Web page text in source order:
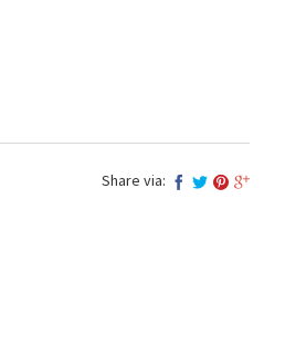
Share via: